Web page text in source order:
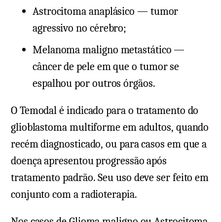
Astrocitoma anaplásico — tumor
agressivo no cérebro;
Melanoma maligno metastático —
câncer de pele em que o tumor se
espalhou por outros órgãos.
O Temodal é indicado para o tratamento do
glioblastoma multiforme em adultos, quando
recém diagnosticado, ou para casos em que a
doença apresentou progressão após
tratamento padrão. Seu uso deve ser feito em
conjunto com a radioterapia.